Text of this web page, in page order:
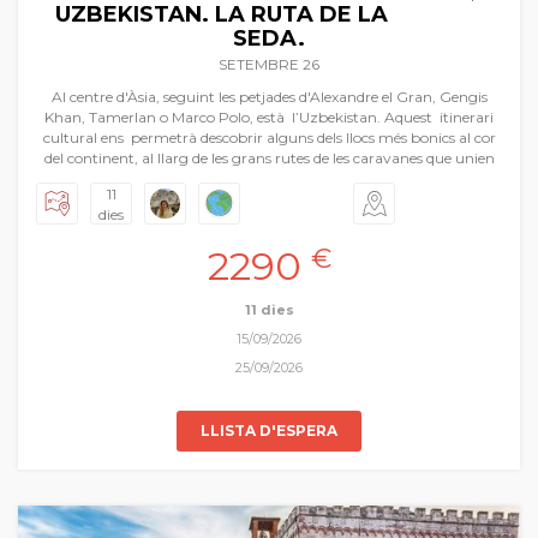
UZBEKISTAN. LA RUTA DE LA
SEDA.
SETEMBRE 26
Al centre d'Àsia, seguint les petjades d'Alexandre el Gran, Gengis
Khan, Tamerlan o Marco Polo, està l’Uzbekistan. Aquest itinerari
cultural ens permetrà descobrir alguns dels llocs més bonics al cor
del continent, al llarg de les grans rutes de les caravanes que unien
canal amb propòsits militars i polítics, el que feien servir per al
comerç de tota mena de productes, el principal mitjà d’informació,
culturals entre Occident i Orient és el que hui proposem com a
gran viatge de Pasqua. Volem recuperar la memòria viva d’aquelles
ciutats i pobles que han forjat aquesta línia única amb els seus
la fascinant història de la Ruta de la Seda.
11
dies
2290 €
11 dies
15/09/2026
25/09/2026
LLISTA D'ESPERA